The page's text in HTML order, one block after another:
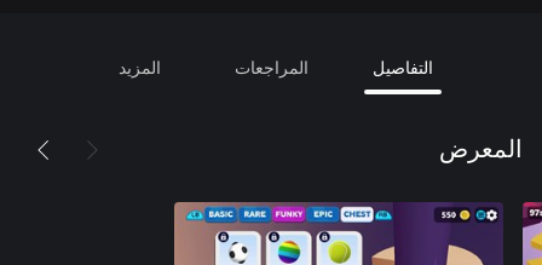
التفاصيل المراجعات المزيد
المعرض